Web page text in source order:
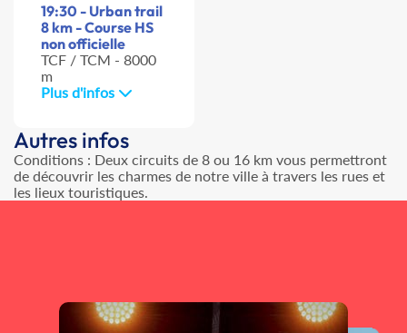
19:30 - Urban trail
8 km - Course HS
non officielle
TCF / TCM - 8000
m
Plus d'infos
Autres infos
Conditions : Deux circuits de 8 ou 16 km vous permettront
de découvrir les charmes de notre ville à travers les rues et
les lieux touristiques.